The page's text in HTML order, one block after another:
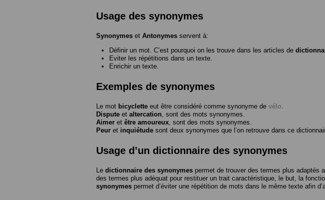
Usage des synonymes
Synonymes et Antonymes servent à:
Définir un mot. C’est pourquoi on les trouve dans les articles de
Eviter les répétitions dans un texte.
Enrichir un texte.
Exemples de synonymes
Le mot bicyclette eut être considéré comme synonyme de vélo
Dispute et altercation , sont des mots synonymes.
Aimer et être amoureux , sont des mots synonymes.
Peur et inquiétude sont deux synonymes que l’on retrouve dans ce
Usage d’un dictionnaire des synonymes
Le dictionnaire des synonymes permet de trouver des termes plus adaptés
des termes plus adéquat pour restituer un trait caractéristique, le but, la
synonymes permet d’éviter une répétition de mots dans le même texte afin